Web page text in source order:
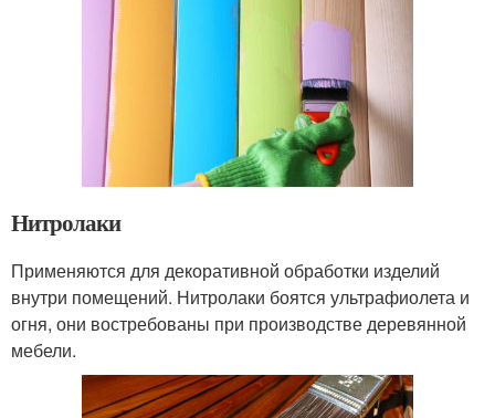
Нитролаки
Применяются для декоративной обработки изделий
внутри помещений. Нитролаки боятся ультрафиолета и
огня, они востребованы при производстве деревянной
мебели.